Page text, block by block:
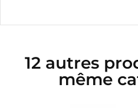
12 autres
même